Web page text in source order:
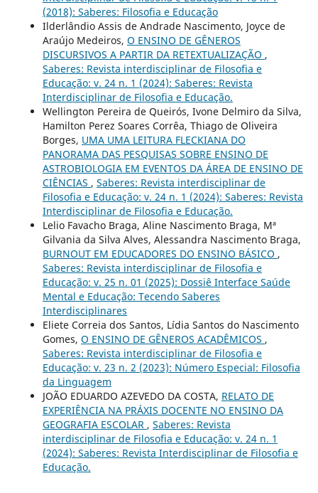
(2018): Saberes: Filosofia e Educação
Ilderlândio Assis de Andrade Nascimento, Joyce de
Araújo Medeiros, O ENSINO DE GÊNEROS
DISCURSIVOS A PARTIR DA RETEXTUALIZAÇÃO ,
Saberes: Revista interdisciplinar de Filosofia e
Educação: v. 24 n. 1 (2024): Saberes: Revista
Interdisciplinar de Filosofia e Educação.
Wellington Pereira de Queirós, Ivone Delmiro da Silva,
Hamilton Perez Soares Corrêa, Thiago de Oliveira
Borges, UMA UMA LEITURA FLECKIANA DO
PANORAMA DAS PESQUISAS SOBRE ENSINO DE
ASTROBIOLOGIA EM EVENTOS DA ÁREA DE ENSINO DE
CIÊNCIAS , Saberes: Revista interdisciplinar de
Filosofia e Educação: v. 24 n. 1 (2024): Saberes: Revista
Interdisciplinar de Filosofia e Educação.
Lelio Favacho Braga, Aline Nascimento Braga, Mª
Gilvania da Silva Alves, Alessandra Nascimento Braga,
BURNOUT EM EDUCADORES DO ENSINO BÁSICO ,
Saberes: Revista interdisciplinar de Filosofia e
Educação: v. 25 n. 01 (2025): Dossiê Interface Saúde
Mental e Educação: Tecendo Saberes
Interdisciplinares
Eliete Correia dos Santos, Lídia Santos do Nascimento
Gomes, O ENSINO DE GÊNEROS ACADÊMICOS ,
Saberes: Revista interdisciplinar de Filosofia e
Educação: v. 23 n. 2 (2023): Número Especial: Filosofia
da Linguagem
JOÃO EDUARDO AZEVEDO DA COSTA, RELATO DE
EXPERIÊNCIA NA PRÁXIS DOCENTE NO ENSINO DA
GEOGRAFIA ESCOLAR , Saberes: Revista
interdisciplinar de Filosofia e Educação: v. 24 n. 1
(2024): Saberes: Revista Interdisciplinar de Filosofia e
Educação.